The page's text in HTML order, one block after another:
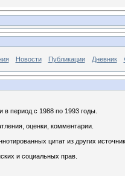
Новости Публикации Дневник
период с 1988 по 1993 годы.
оценки, комментарии.
цитат из других
и социальных прав.